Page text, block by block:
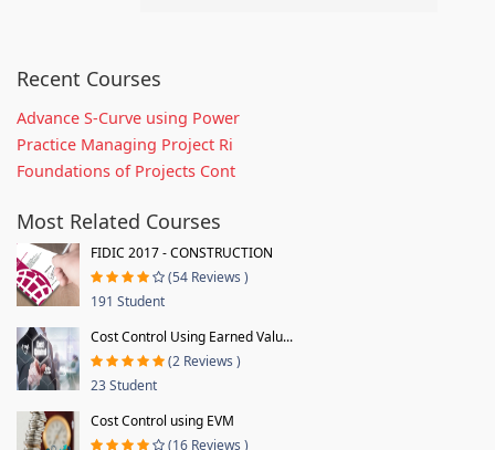
Recent Courses
Advance S-Curve using Power
Practice Managing Project Ri
Foundations of Projects Cont
Most Related Courses
FIDIC 2017 - CONSTRUCTION
(54 Reviews )
191 Student
Cost Control Using Earned Valu...
(2 Reviews )
23 Student
Cost Control using EVM
(16 Reviews )